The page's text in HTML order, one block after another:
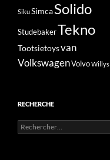
SikuSimcaSolido
StudebakerTekno
Tootsietoysvan
VolkswagenVolvoWillys
RECHERCHE
Rechercher :